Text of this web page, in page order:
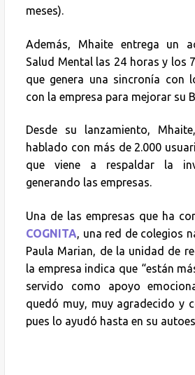
meses).
Además, Mhaite entrega un
Salud Mental las 24 horas y los
que genera una sincronía con
con la empresa para mejorar su
Desde su lanzamiento,
hablado con más de 2.000
que viene a respaldar la
generando las empresas.
Una de las empresas que ha
COGNITA, una red de colegios
Paula Marian, de la unidad de
la empresa indica que “están
servido como apoyo
quedó muy, muy agradecido y
pues lo ayudó hasta en su